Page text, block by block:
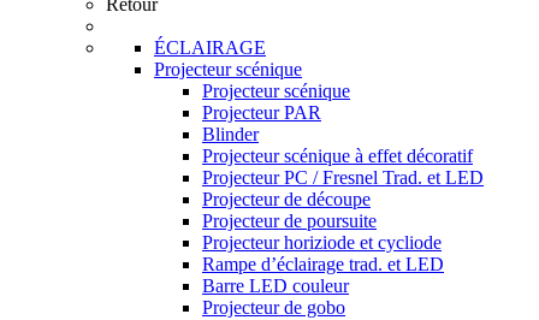
Retour
ÉCLAIRAGE
Projecteur scénique
Projecteur scénique
Projecteur PAR
Blinder
Projecteur scénique à effet décoratif
Projecteur PC / Fresnel Trad. et LED
Projecteur de découpe
Projecteur de poursuite
Projecteur horiziode et cycliode
Rampe d’éclairage trad. et LED
Barre LED couleur
Projecteur de gobo